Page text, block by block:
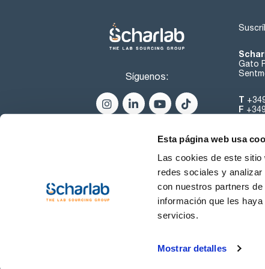
Esta página web usa
Las cookies de este
redes sociales y
con nuestros partners
información que les
servicios.
Mostrar detalles
Síguenos:
Gato
T
F
Condiciones de Uso